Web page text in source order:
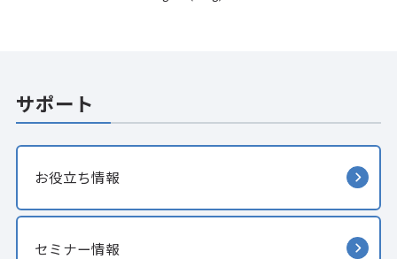
サポート
お役立ち情報
セミナー情報